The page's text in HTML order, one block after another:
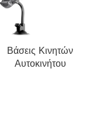
Βάσεις Κινητών
Αυτοκινήτου